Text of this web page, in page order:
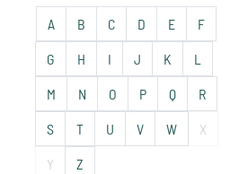
A B C D E F
G H I J K L
M N O P Q R
S T U V W X
Y Z